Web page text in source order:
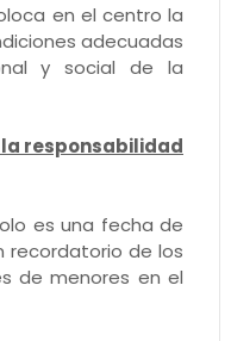
en el centro la
adecuadas
y social de la
responsabilidad
es una fecha de
recordatorio de los
de menores en el